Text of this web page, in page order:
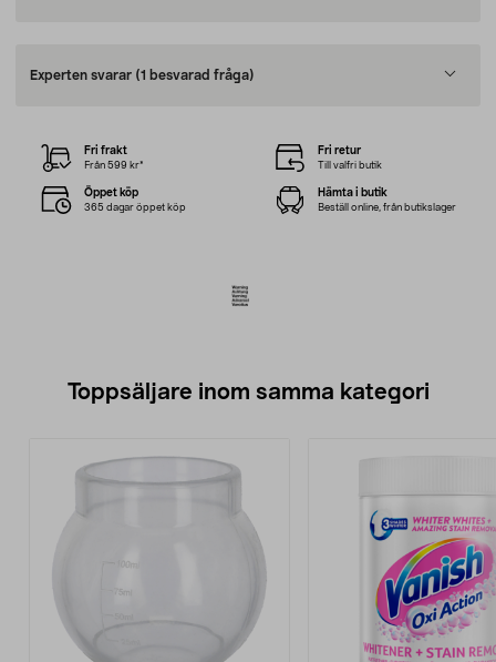
Experten svarar (1 besvarad fråga)
Fri frakt
Från 599 kr*
Fri retur
Till valfri butik
Öppet köp
365 dagar öppet köp
Hämta i butik
Beställ online, från butikslager
Toppsäljare inom samma kategori